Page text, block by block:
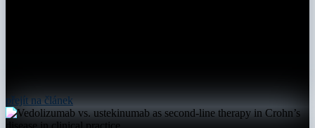
přejít na článek